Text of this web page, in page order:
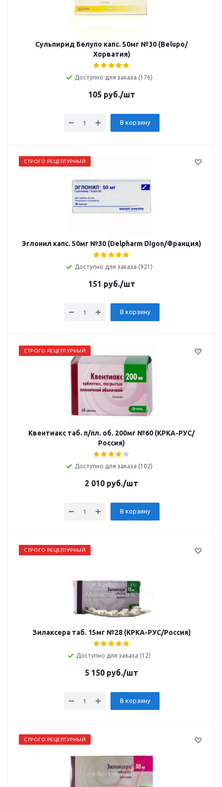
Сульпирид Белупо капс. 50мг №30 (Belupo/
Хорватия)
Доступно для заказа (176)
105руб./шт
В корзину
СТРОГО РЕЦЕПТУРНЫЙ
Эглонил капс. 50мг №30 (Delpharm Digon/Франция)
Доступно для заказа (921)
151 руб./шт
В корзину
СТРОГО РЕЦЕПТУРНЫЙ
Квентиакс таб. п/пл. об. 200мг №60 (КРКА-РУС/
Россия)
Доступно для заказа (102)
2 010 руб./шт
В корзину
СТРОГО РЕЦЕПТУРНЫЙ
Зилаксера таб. 15мг №28 (КРКА-РУС/Россия)
Доступно для заказа (12)
5 150 руб./шт
В корзину
СТРОГО РЕЦЕПТУРНЫЙ